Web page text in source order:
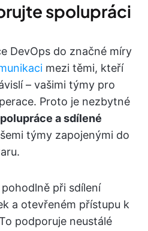
spolupráci
DevOps do značné míry
mezi těmi, kteří
– vašimi týmy pro
Proto je nezbytné
a sdílené
týmy zapojenými do
při sdílení
a otevřeném přístupu k
podporuje neustálé